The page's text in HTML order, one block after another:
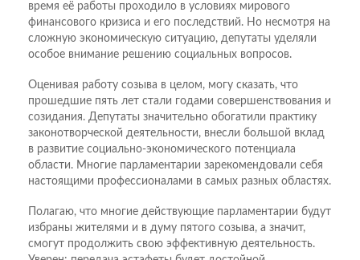
время её работы проходило в условиях мирового
финансового кризиса и его последствий. Но несмотря на
сложную экономическую ситуацию, депутаты уделяли
особое внимание решению социальных вопросов.
Оценивая работу созыва в целом, могу сказать, что
прошедшие пять лет стали годами совершенствования и
созидания. Депутаты значительно обогатили практику
законотворческой деятельности, внесли большой вклад
в развитие социально-экономического потенциала
области. Многие парламентарии зарекомендовали себя
настоящими профессионалами в самых разных областях.
Полагаю, что многие действующие парламентарии будут
избраны жителями и в думу пятого созыва, а значит,
смогут продолжить свою эффективную деятельность.